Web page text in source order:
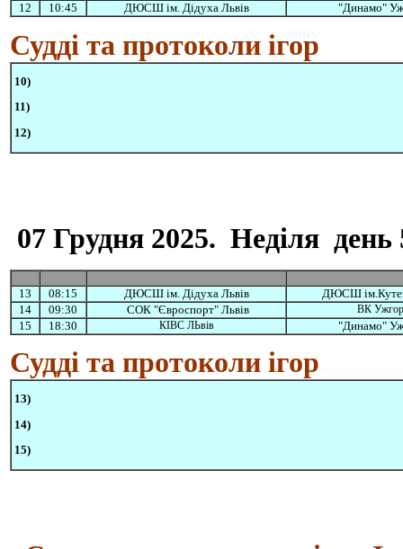
12 10:45 ДЮСШ ім. Дідуха Львів "Динамо"
Судді та протоколи ігор
10)
11)
12)
07 Грудня 2025. Неділя день
13 08:15 ДЮСШ ім. Дідуха Львів
ДЮСШ
14
09:30 СОК "Євроспорт" Львів ВК
15 18:30 КІВС ЛЬвів "Динамо"
Судді та протоколи ігор
13)
14)
15)